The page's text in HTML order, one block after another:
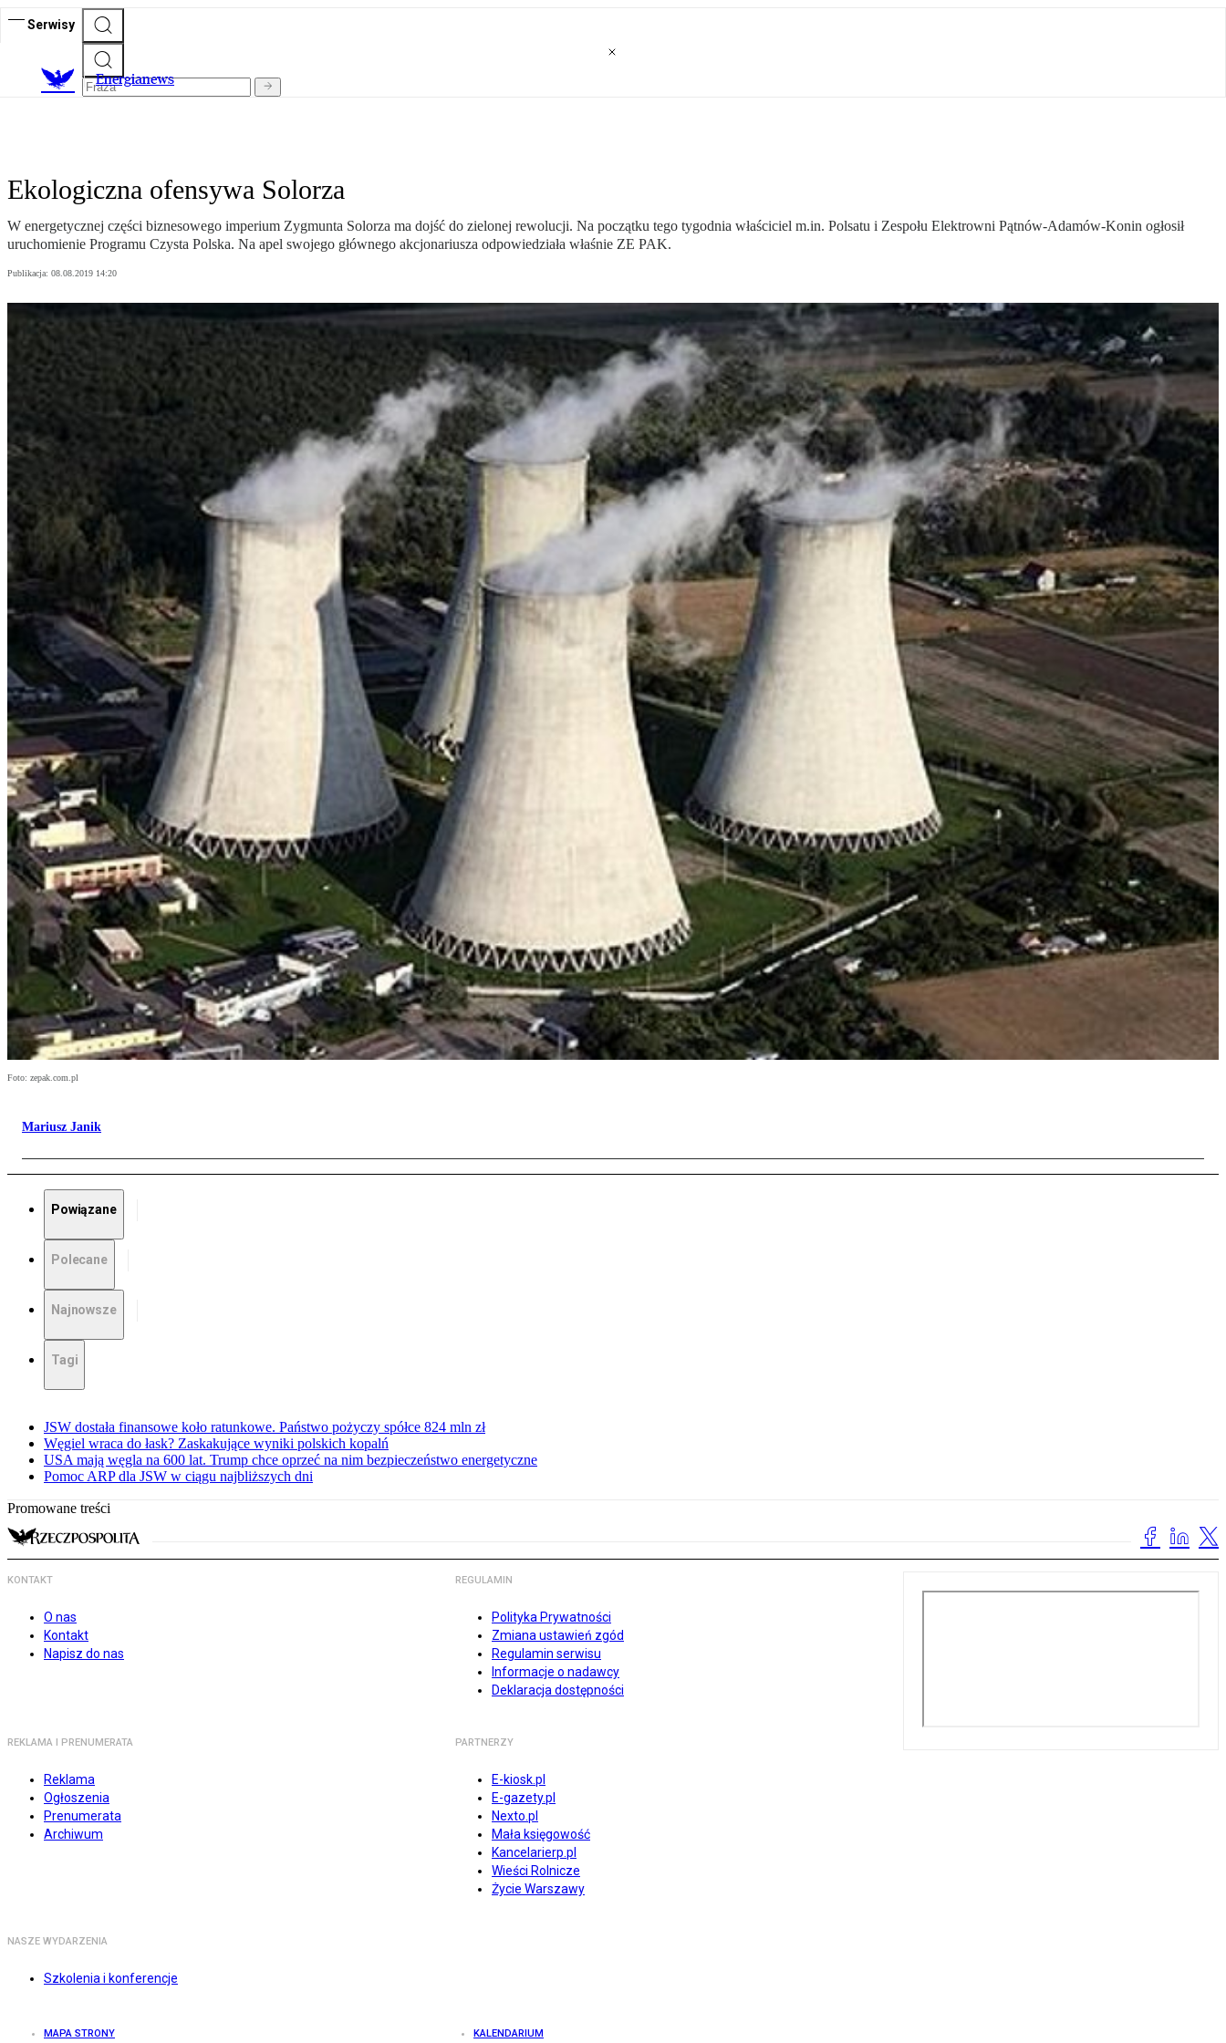
Serwisy
Energianews
Ekologiczna ofensywa Solorza
W energetycznej części biznesowego imperium Zygmunta Solorza ma dojść do zielonej rewolucji. Na początku tego tygodnia właściciel m.in. Polsatu i Zespołu Elektrowni Pątnów-Adamów-Konin ogłosił
uruchomienie Programu Czysta Polska. Na apel swojego głównego akcjonariusza odpowiedziała właśnie ZE PAK.
Publikacja: 08.08.2019 14:20
Foto: zepak.com.pl
Mariusz Janik
Powiązane
Polecane
Najnowsze
Tagi
JSW dostała finansowe koło ratunkowe. Państwo pożyczy spółce 824 mln zł
Węgiel wraca do łask? Zaskakujące wyniki polskich kopalń
USA mają węgla na 600 lat. Trump chce oprzeć na nim bezpieczeństwo energetyczne
Pomoc ARP dla JSW w ciągu najbliższych dni
Promowane treści
KONTAKT
O nas
Kontakt
Napisz do nas
REGULAMIN
Polityka Prywatności
Zmiana ustawień zgód
Regulamin serwisu
Informacje o nadawcy
Deklaracja dostępności
REKLAMA I PRENUMERATA
Reklama
Ogłoszenia
Prenumerata
Archiwum
PARTNERZY
E-kiosk.pl
E-gazety.pl
Nexto.pl
Mała księgowość
Kancelarierp.pl
Wieści Rolnicze
Życie Warszawy
NASZE WYDARZENIA
Szkolenia i konferencje
MAPA STRONY KALENDARIUM